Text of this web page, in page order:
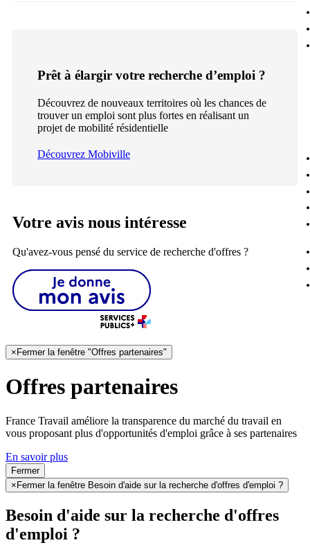
Prêt à élargir votre recherche d’emploi ?
Découvrez de nouveaux territoires où les chances de
trouver un emploi sont plus fortes en réalisant un
projet de mobilité résidentielle
Découvrez Mobiville
Votre avis nous intéresse
Qu'avez-vous pensé du service de recherche d'offres ?
× Fermer la fenêtre "Offres partenaires"
Offres partenaires
France Travail améliore la transparence du marché du travail en
vous proposant plus d'opportunités d'emploi grâce à ses partenaires
En savoir plus
Fermer
× Fermer la fenêtre Besoin d'aide sur la recherche d'offres d'emploi ?
Besoin d'aide sur la recherche d'offres
d'emploi ?